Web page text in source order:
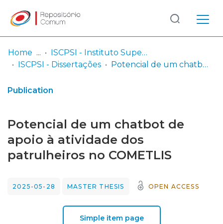
& Collections
Statistics
Log
In
(current)
Home
ISCPSI - Instituto Superior de Ciências Policiais e Segurança Interna
ISCPSI - Dissertações
Potencial de um chatbot de apoio à atividade dos patrulheiros no COMETLIS
Publication
Potencial de um chatbot de
apoio à atividade dos
patrulheiros no COMETLIS
2025-05-28 MASTER THESIS OPEN ACCESS
Simple item page